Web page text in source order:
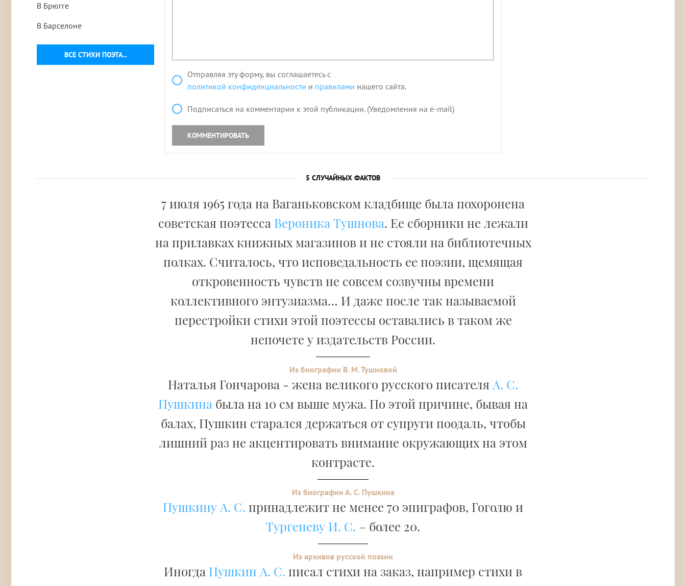
ВСЕ СТИХИ ПОЭТА...
В Брюгге
В Барселоне
Отправляя эту форму, вы соглашаетесь с
политикой конфиденциальности и правилами нашего сайта.
Подписаться на комментарии к этой публикации. (Уведомления на e-mail)
КОММЕНТИРОВАТЬ
5 СЛУЧАЙНЫХ ФАКТОВ
7 июля 1965 года на Ваганьковском кладбище была похоронена
советская поэтесса Вероника Тушнова. Ее сборники не лежали
на прилавках книжных магазинов и не стояли на библиотечных
полках. Считалось, что исповедальность ее поэзии, щемящая
откровенность чувств не совсем созвучны времени
коллективного энтузиазма… И даже после так называемой
перестройки стихи этой поэтессы оставались в таком же
непочете у издательств России.
Из биографии В. М. Тушновой
Наталья Гончарова - жена великого русского писателя А. С.
Пушкина была на 10 см выше мужа. По этой причине, бывая на
балах, Пушкин старался держаться от супруги поодаль, чтобы
лишний раз не акцентировать внимание окружающих на этом
контрасте.
Из биографии А. С. Пушкина
Пушкину А. С. принадлежит не менее 70 эпиграфов, Гоголю и
Тургеневу И. С. – более 20.
Из архивов русской поэзии
Иногда Пушкин А. С. писал стихи на заказ, например стихи в